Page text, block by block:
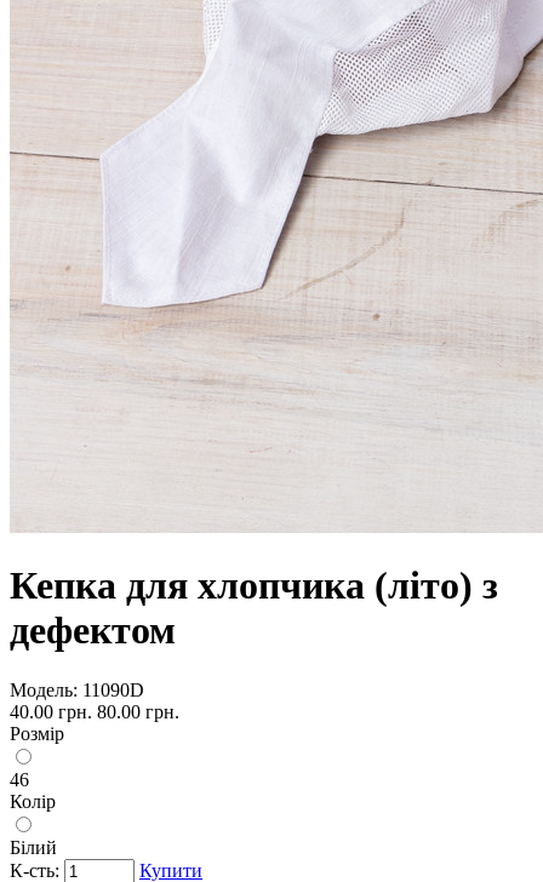
Кепка для хлопчика (літо) з
дефектом
Модель: 11090D
40.00 грн. 80.00 грн.
Розмір
46
Колір
Білий
К-сть:
Купити